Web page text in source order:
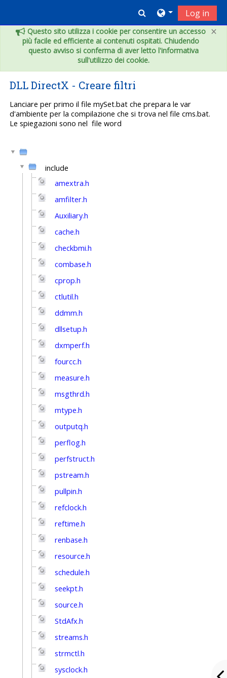
×
Questo sito utilizza i cookie per consentire un accesso
più facile ed efficiente ai contenuti ospitati. Chiudendo
questo avviso si conferma di aver letto l'informativa
sull'utilizzo dei cookie.
Toggle search
Log in
DLL DirectX - Creare filtri
Lanciare per primo il file mySet.bat che prepara le var
d'ambiente per la compilazione che si trova nel file cms.bat.
Le spiegazioni sono nel file word
include
amextra.h
amfilter.h
Auxiliary.h
cache.h
checkbmi.h
combase.h
cprop.h
ctlutil.h
ddmm.h
dllsetup.h
dxmperf.h
fourcc.h
measure.h
msgthrd.h
mtype.h
outputq.h
perflog.h
perfstruct.h
pstream.h
pullpin.h
refclock.h
reftime.h
renbase.h
resource.h
schedule.h
seekpt.h
source.h
StdAfx.h
streams.h
strmctl.h
sysclock.h